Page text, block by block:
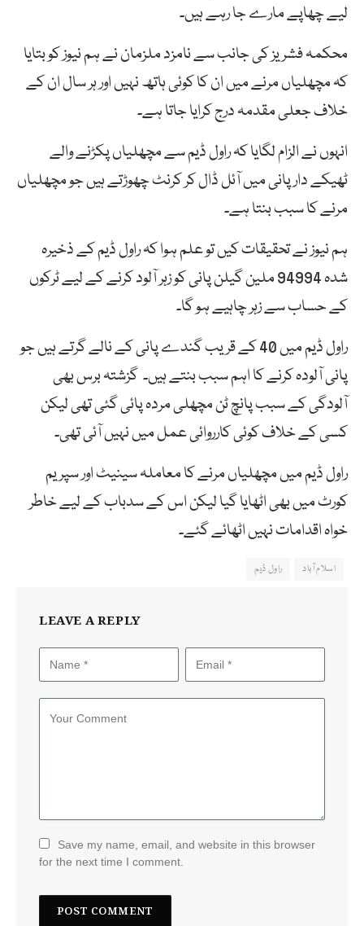
لیے چھاپے مارے جا رہے ہیں۔
محکمہ فشریز کی جانب سے نامزد ملزمان نے ہم نیوز کو بتایا
کہ مچھلیاں مرنے میں ان کا کوئی ہاتھ نہیں اور ہر سال ان کے
خلاف جعلی مقدمہ درج کرایا جاتا ہے۔
انہوں نے الزام لگایا کہ راول ڈیم سے مچھلیاں پکڑنے والے
ٹھیکے دار پانی میں آئل ڈال کر کرنٹ چھوڑتے ہیں جو مچھلیاں
مرنے کا سبب بنتا ہے۔
ہم نیوز نے تحقیقات کیں تو علم ہوا کہ راول ڈیم کے ذخیرہ
شدہ 94994 ملین گیلن پانی کو زہر آلود کرنے کے لیے ٹرکوں
کے حساب سے زہر چاہیے ہو گا۔
راول ڈیم میں 40 کے قریب گندے پانی کے نالے گرتے ہیں جو
پانی آلودہ کرنے کا اہم سبب بنتے ہیں۔ گزشتہ برس بھی
آلودگی کے سبب پانچ ٹن مچھلی مردہ پائی گئی تھی لیکن
کسی کے خلاف کوئی کارروائی عمل میں نہیں آئی تھی۔
راول ڈیم میں مچھلیاں مرنے کا معاملہ سینیٹ اور سپریم
کورٹ میں بھی اٹھایا گیا لیکن اس کے سدباب کے لیے خاطر
خواہ اقدامات نہیں اٹھائے گئے۔
اسلام آباد راول ڈیم
LEAVE A REPLY
Save my name, email, and website in this browser
for the next time I comment.